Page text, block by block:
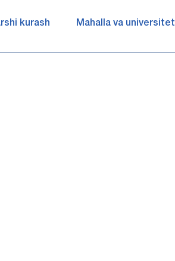
kurash Mahalla va universitet